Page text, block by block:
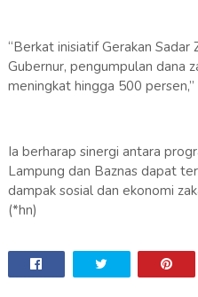
“Berkat inisiatif Gerakan Sadar
Gubernur, pengumpulan dana
meningkat hingga 500 persen,”
Ia berharap sinergi antara
Lampung dan Baznas dapat
dampak sosial dan ekonomi
(*hn)